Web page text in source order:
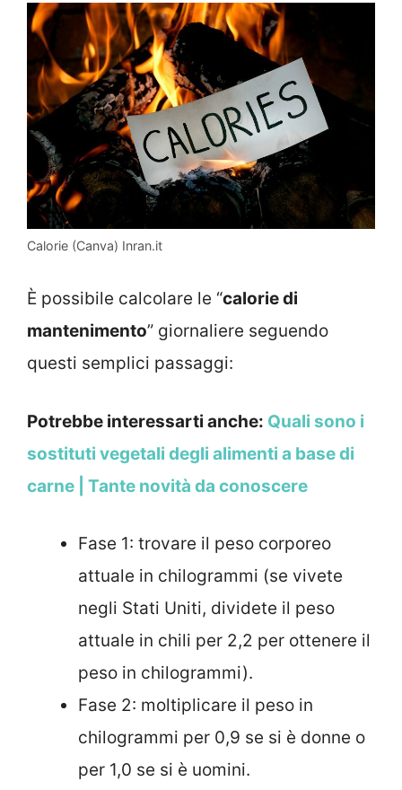
Calorie (Canva) Inran.it
È possibile calcolare le “calorie di
mantenimento” giornaliere seguendo
questi semplici passaggi:
Potrebbe interessarti anche: Quali sono i
sostituti vegetali degli alimenti a base di
carne | Tante novità da conoscere
Fase 1: trovare il peso corporeo
attuale in chilogrammi (se vivete
negli Stati Uniti, dividete il peso
attuale in chili per 2,2 per ottenere il
peso in chilogrammi).
Fase 2: moltiplicare il peso in
chilogrammi per 0,9 se si è donne o
per 1,0 se si è uomini.